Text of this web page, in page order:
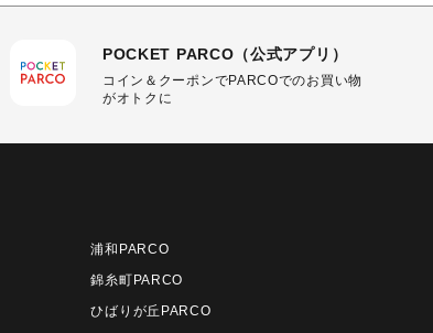
POCKET PARCO（公式アプリ）
コイン＆クーポンでPARCOでのお買い物
がオトクに
浦和PARCO
錦糸町PARCO
ひばりが丘PARCO